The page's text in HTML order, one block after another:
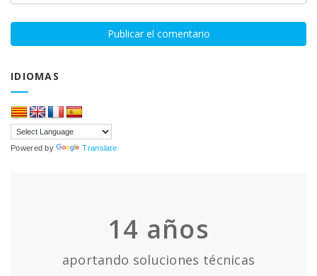
IDIOMAS
Powered by Translate
14 años
aportando soluciones técnicas